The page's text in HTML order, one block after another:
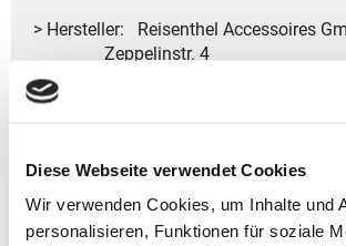
Diese Webseite verwendet Cookies
Wir verwenden Cookies, um Inhalte und
personalisieren, Funktionen für soziale
> Hersteller: Reisenthel Accessoires
Zeppelinstr. 4
82205 Gilching
Deutschland
Fax: +49 8105 77292-920
E-Mail: service@reisenthel.com